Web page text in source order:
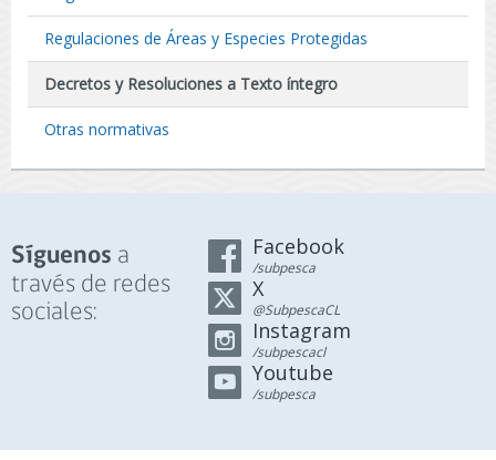
Regulaciones de Áreas y Especies Protegidas
Decretos y Resoluciones a Texto íntegro
Otras normativas
Síguenos a
través de redes
sociales:
Facebook
/subpesca
X
@SubpescaCL
Instagram
/subpescacl
Youtube
/subpesca